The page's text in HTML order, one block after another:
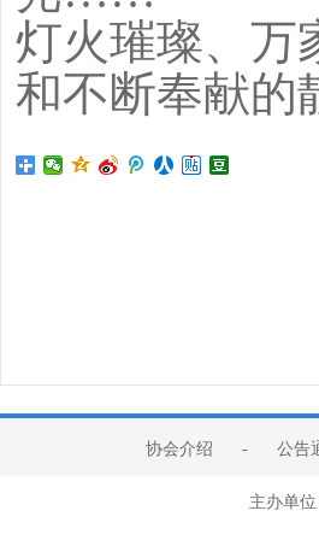
灯火璀璨、万
和不断奉献的
协会介绍 - 公告
主办单